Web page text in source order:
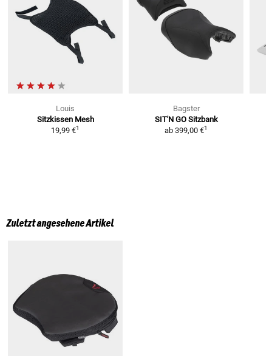
Louis
Sitzkissen Mesh
19,99 €1
Bagster
SIT'N GO Sitzbank
ab 399,00 €1
Zuletzt angesehene Artikel